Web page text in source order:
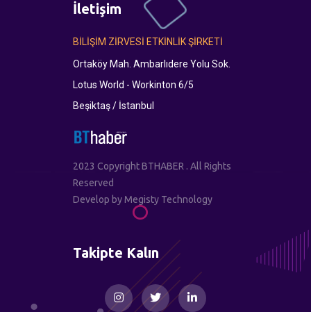
İletişim
BİLİŞİM ZİRVESİ ETKİNLİK ŞİRKETİ
Ortaköy Mah. Ambarlıdere Yolu Sok.
Lotus World - Workinton 6/5
Beşiktaş / İstanbul
2023 Copyright BTHABER . All Rights
Reserved
Develop byMegisty Technology
Takipte Kalın